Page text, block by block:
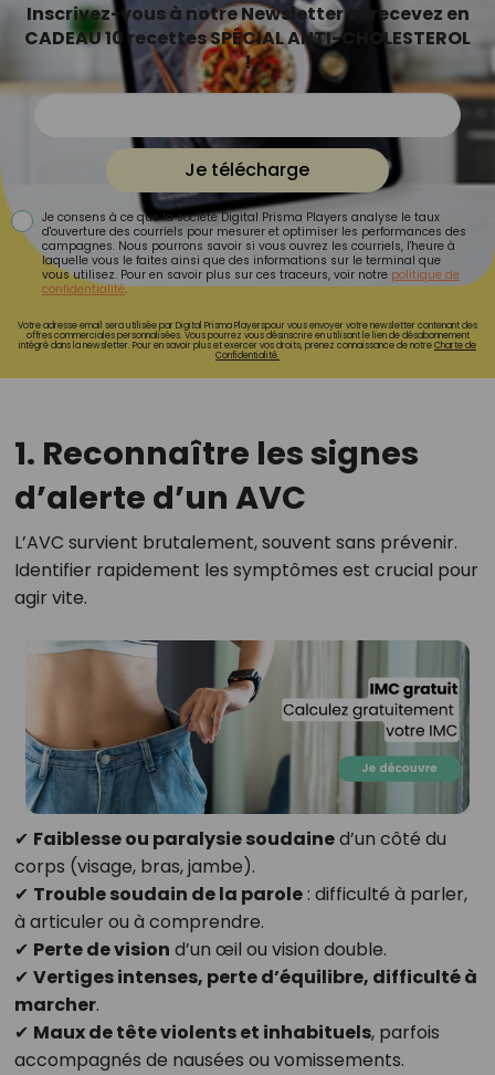
Inscrivez-vous à notre Newsletter et recevez en
CADEAU 10 recettes SPÉCIAL ANTI-CHOLESTEROL
!
Je télécharge
Je consens à ce que la société Digital Prisma Players analyse le taux
d'ouverture des courriels pour mesurer et optimiser les performances des
campagnes. Nous pourrons savoir si vous ouvrez les courriels, l'heure à
laquelle vous le faites ainsi que des informations sur le terminal que
vous utilisez. Pour en savoir plus sur ces traceurs, voir notre politique de
confidentialité.
Votre adresse email sera utilisée par Digital Prisma Playerspour vous envoyer votre newsletter contenant des
offres commerciales personnalisées. Vous pourrez vous désinscrire en utilisant le lien de désabonnement
intégré dans la newsletter. Pour en savoir plus et exercer vos droits, prenez connaissance de notreCharte de
Confidentialité.
1. Reconnaître les signes
d’alerte d’un AVC
L’AVC survient brutalement, souvent sans prévenir.
Identifier rapidement les symptômes est crucial pour
agir vite.
✔ Faiblesse ou paralysie soudained’un côté du
corps (visage, bras, jambe).
✔ Trouble soudain de la parole: difficulté à parler,
à articuler ou à comprendre.
✔ Perte de vision d’un œil ou vision double.
✔ Vertiges intenses, perte d’équilibre, difficulté à
marcher.
✔ Maux de tête violents et inhabituels, parfois
accompagnés de nausées ou vomissements.